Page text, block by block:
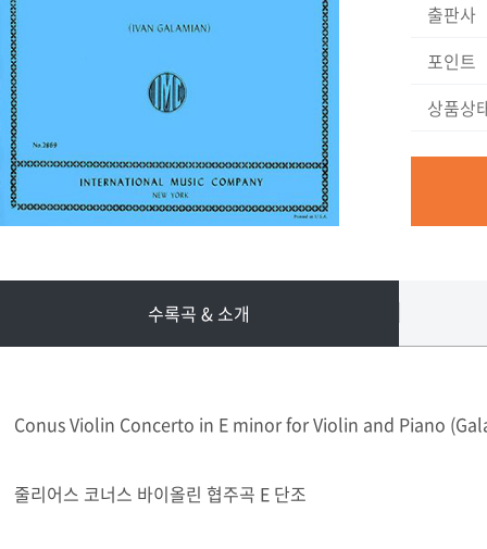
출판사
포인트
상품상
수록곡 & 소개
Conus Violin Concerto in E minor for Violin and Piano
줄리어스 코너스 바이올린 협주곡 E 단조